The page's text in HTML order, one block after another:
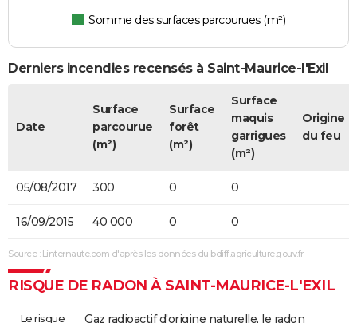
Somme des surfaces parcourues (m²)
Derniers incendies recensés à Saint-Maurice-l'Exil
Date
Surface
parcourue
(m²)
Surface
forêt
(m²)
Surface
maquis
garrigues
(m²)
Origine
du feu
05/08/2017 300 0 0
16/09/2015 40 000 0 0
Source : Linternaute.com d'après les données du bdiff.agriculture.gouv.fr
RISQUE DE RADON À SAINT-MAURICE-L'EXIL
Le risque Gaz radioactif d'origine naturelle, le radon